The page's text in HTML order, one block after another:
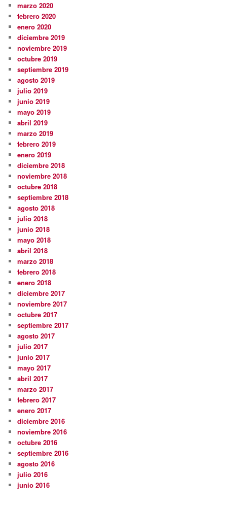
marzo 2020
febrero 2020
enero 2020
diciembre 2019
noviembre 2019
octubre 2019
septiembre 2019
agosto 2019
julio 2019
junio 2019
mayo 2019
abril 2019
marzo 2019
febrero 2019
enero 2019
diciembre 2018
noviembre 2018
octubre 2018
septiembre 2018
agosto 2018
julio 2018
junio 2018
mayo 2018
abril 2018
marzo 2018
febrero 2018
enero 2018
diciembre 2017
noviembre 2017
octubre 2017
septiembre 2017
agosto 2017
julio 2017
junio 2017
mayo 2017
abril 2017
marzo 2017
febrero 2017
enero 2017
diciembre 2016
noviembre 2016
octubre 2016
septiembre 2016
agosto 2016
julio 2016
junio 2016